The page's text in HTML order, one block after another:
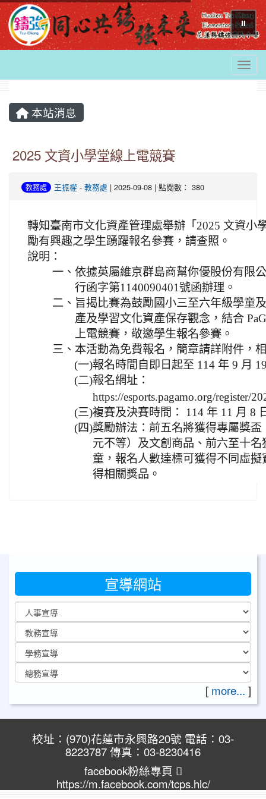
⏸
本站消息
2025 文資小學堂線上電競賽
教務處 王振權 - 教務處 | 2025-09-08 | 點閱數： 380
轉知臺南市文化資產管理處舉辦「2025 文資小
勵有興趣之學生踴躍報名參賽，請查照。
說明：
一、 依據英屬維京群島商幫你優股份有限
行函字第1140090401號函辦理。
二、 旨揭比賽為鼓勵國小三至六年級學童
產及學習文化資產保存觀念，結合
上電競賽，敬邀學生報名參賽。
三、 本活動為免費報名，簡章請詳附件，
(一)報名時間自即日起至 114 年 9 月
(二)報名網址：
https://esports.pagamo.org/register/
(三)複賽及決賽時間： 114 年 11 月 8
(四)獎勵辦法：前五名將獲得專屬獎盃
元不等）及文創商品、前六至十
童，報名人數達標可獲得不同虛
得相關獎品。
宣導網站
[ more... ]
校址：(970)花蓮市永興路20號 電話：03-
8223787 傳真：03-8230416
facebook粉絲專頁
https://m.facebook.com/tcps.hlc/